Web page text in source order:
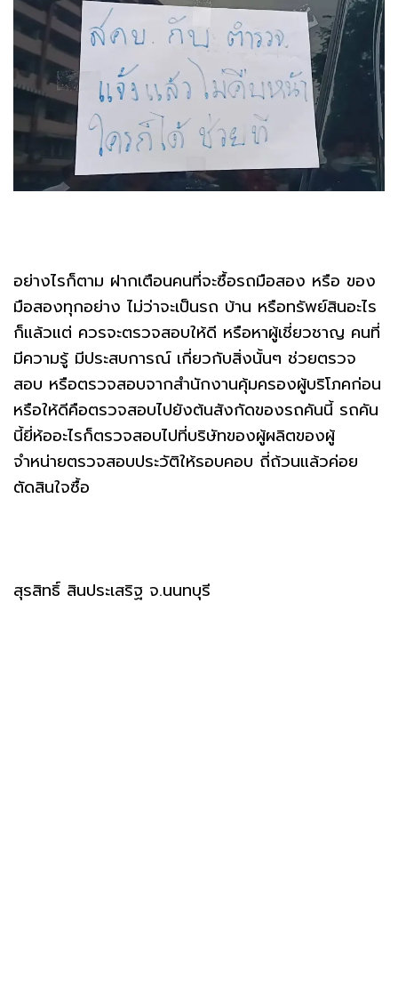
อย่างไรก็ตาม ฝากเตือนคนที่จะซื้อรถมือสอง หรือ ของ
มือสองทุกอย่าง ไม่ว่าจะเป็นรถ บ้าน หรือทรัพย์สินอะไร
ก็แล้วแต่ ควรจะตรวจสอบให้ดี หรือหาผู้เชี่ยวชาญ คนที่
มีความรู้ มีประสบการณ์ เกี่ยวกับสิ่งนั้นๆ ช่วยตรวจ
สอบ หรือตรวจสอบจากสำนักงานคุ้มครองผู้บริโภคก่อน
หรือให้ดีคือตรวจสอบไปยังต้นสังกัดของรถคันนี้ รถคัน
นี้ยี่ห้ออะไรก็ตรวจสอบไปที่บริษัทของผู้ผลิตของผู้
จำหน่ายตรวจสอบประวัติให้รอบคอบ ถี่ถ้วนแล้วค่อย
ตัดสินใจซื้อ
สุรสิทธิ์ สินประเสริฐ จ.นนทบุรี